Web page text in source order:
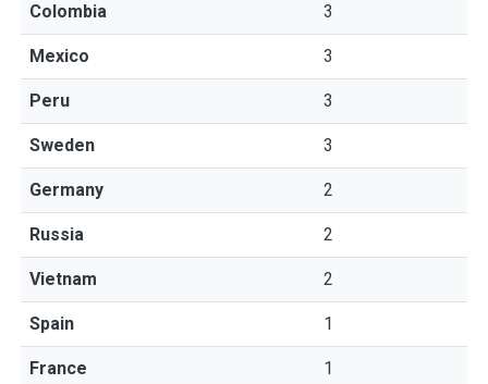
Colombia 3
Mexico 3
Peru 3
Sweden 3
Germany 2
Russia 2
Vietnam 2
Spain 1
France 1